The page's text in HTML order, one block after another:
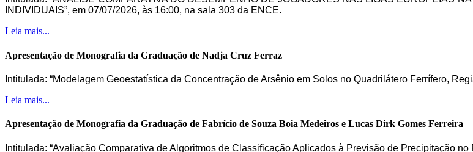
INDIVIDUAIS”, em 07/07/2026, às 16:00, na sala 303 da ENCE.
Leia mais...
Apresentação de Monografia da Graduação de Nadja Cruz Ferraz
Intitulada: “Modelagem Geoestatística da Concentração de Arsênio em Solos no Quadrilátero Ferrífero,
Leia mais...
Apresentação de Monografia da Graduação de Fabrício de Souza Boia Medeiros e Lucas Dirk Gomes Ferreira
Intitulada: “Avaliação Comparativa de Algoritmos de Classificação Aplicados à Previsão de Precipitação